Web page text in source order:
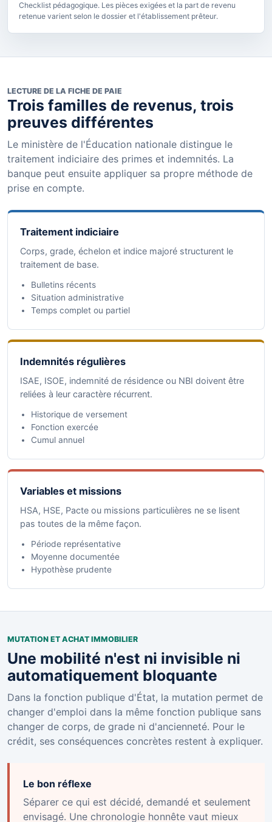
Checklist pédagogique. Les pièces exigées et la part de revenu
retenue varient selon le dossier et l'établissement prêteur.
LECTURE DE LA FICHE DE PAIE
Trois familles de revenus, trois
preuves différentes
Le ministère de l'Éducation nationale distingue le
traitement indiciaire des primes et indemnités. La
banque peut ensuite appliquer sa propre méthode de
prise en compte.
Traitement indiciaire
Corps, grade, échelon et indice majoré structurent le
traitement de base.
Bulletins récents
Situation administrative
Temps complet ou partiel
Indemnités régulières
ISAE, ISOE, indemnité de résidence ou NBI doivent être
reliées à leur caractère récurrent.
Historique de versement
Fonction exercée
Cumul annuel
Variables et missions
HSA, HSE, Pacte ou missions particulières ne se lisent
pas toutes de la même façon.
Période représentative
Moyenne documentée
Hypothèse prudente
MUTATION ET ACHAT IMMOBILIER
Une mobilité n'est ni invisible ni
automatiquement bloquante
Dans la fonction publique d'État, la mutation permet de
changer d'emploi dans la même fonction publique sans
changer de corps, de grade ni d'ancienneté. Pour le
crédit, ses conséquences concrètes restent à expliquer.
Le bon réflexe
Séparer ce qui est décidé, demandé et seulement
envisagé. Une chronologie honnête vaut mieux